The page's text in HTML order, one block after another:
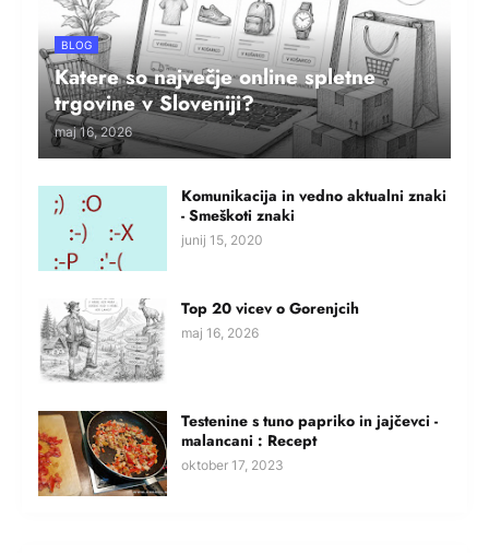
BLOG
Katere so največje online spletne
trgovine v Sloveniji?
maj 16, 2026
Komunikacija in vedno aktualni znaki
- Smeškoti znaki
junij 15, 2020
Top 20 vicev o Gorenjcih
maj 16, 2026
Testenine s tuno papriko in jajčevci -
malancani : Recept
oktober 17, 2023